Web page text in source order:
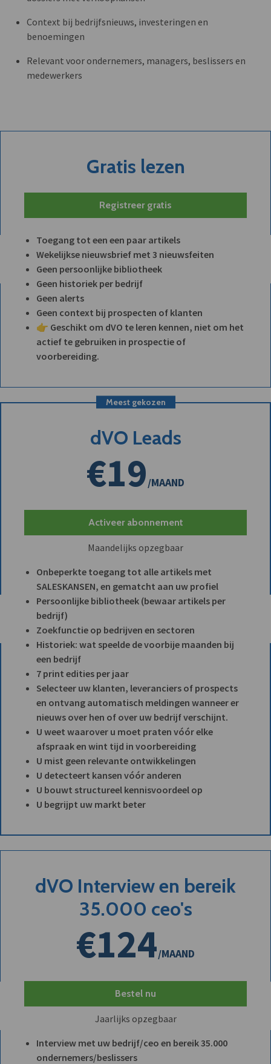
Context bij bedrijfsnieuws, investeringen en
benoemingen
Relevant voor ondernemers, managers, beslissers en
medewerkers
Gratis lezen
Registreer gratis
Toegang tot een een paar artikels
Wekelijkse nieuwsbrief met 3 nieuwsfeiten
Geen persoonlijke bibliotheek
Geen historiek per bedrijf
Geen alerts
Geen context bij prospecten of klanten
👉 Geschikt om dVO te leren kennen, niet om het
actief te gebruiken in prospectie of
voorbereiding.
Meest gekozen
dVO Leads
€19/MAAND
Activeer abonnement
Maandelijks opzegbaar
Onbeperkte toegang tot alle artikels met
SALESKANSEN, en gematcht aan uw profiel
Persoonlijke bibliotheek (bewaar artikels per
bedrijf)
Zoekfunctie op bedrijven en sectoren
Historiek: wat speelde de voorbije maanden bij
een bedrijf
7 print edities per jaar
Selecteer uw klanten, leveranciers of prospects
en ontvang automatisch meldingen wanneer er
nieuws over hen of over uw bedrijf verschijnt.
U weet waarover u moet praten vóór elke
afspraak en wint tijd in voorbereiding
U mist geen relevante ontwikkelingen
U detecteert kansen vóór anderen
U bouwt structureel kennisvoordeel op
U begrijpt uw markt beter
dVO Interview en bereik
35.000 ceo's
€124/MAAND
Bestel nu
Jaarlijks opzegbaar
Interview met uw bedrijf/ceo en bereik 35.000
ondernemers/beslissers